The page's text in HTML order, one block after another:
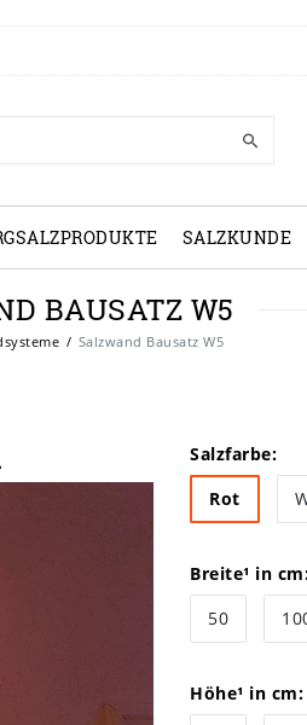
SALZKUNDE
BAUSATZ W5
Salzwand Bausatz W5
Salzfarbe:
Rot
Breite¹ in
50
Höhe¹ in cm: